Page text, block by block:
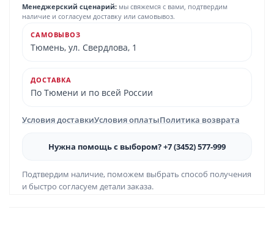
Менеджерский сценарий: мы свяжемся с вами, подтвердим
наличие и согласуем доставку или самовывоз.
САМОВЫВОЗ
Тюмень, ул. Свердлова, 1
ДОСТАВКА
По Тюмени и по всей России
Условия доставкиУсловия оплатыПолитика возврата
Нужна помощь с выбором? +7 (3452) 577-999
Подтвердим наличие, поможем выбрать способ получения
и быстро согласуем детали заказа.